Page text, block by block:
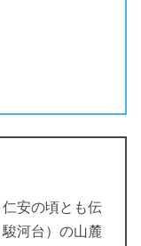
安の頃とも伝
河台）の山麓